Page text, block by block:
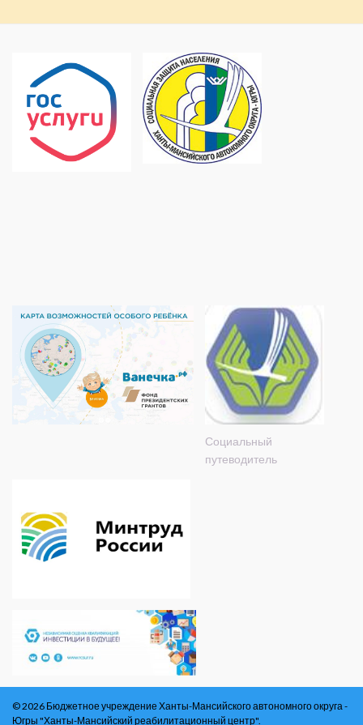
Социальный
путеводитель
© 2026 Бюджетное учреждение Ханты-Мансийского автономного округа -
Югры "Ханты-Мансийский реабилитационный центр".